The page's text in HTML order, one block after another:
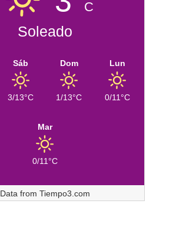
C
Soleado
Sáb
3/13°C
Dom
1/13°C
Lun
0/11°C
Mar
0/11°C
Data from Tiempo3.com